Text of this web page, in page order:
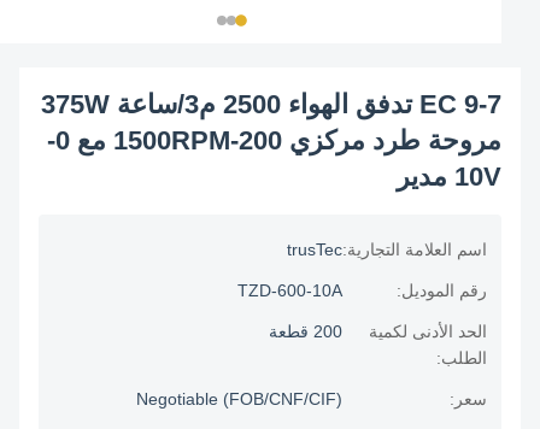
EC 9-7 تدفق الهواء 2500 م3/ساعة 375W
مروحة طرد مركزي 200-1500RPM مع 0-
10V مدير
اسم العلامة التجارية:trusTec
رقم الموديل: TZD-600-10A
الحد الأدنى لكمية
الطلب:
200 قطعة
Negotiable (FOB/CNF/CIF)